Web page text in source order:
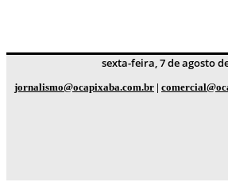
sexta-feira, 7 de agosto
jornalismo@ocapixaba.com.br |